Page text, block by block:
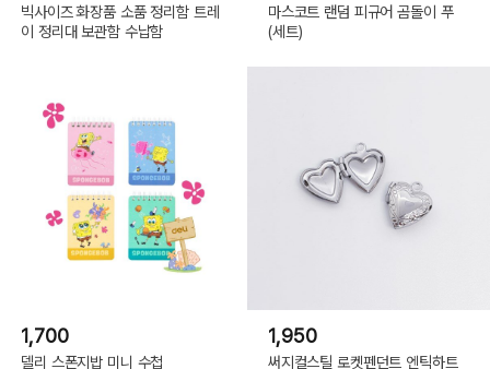
빅사이즈 화장품 소품 정리함 트레
이 정리대 보관함 수납함
마스코트 랜덤 피규어 곰돌이 푸
(세트)
1,700
델리 스폰지밥 미니 수첩
1,950
써지컬스틸 로켓펜던트 엔틱하트